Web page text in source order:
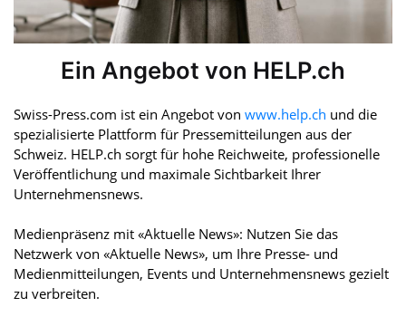
Ein Angebot von HELP.ch
Swiss-Press.com ist ein Angebot von www.help.ch und die
spezialisierte Plattform für Pressemitteilungen aus der
Schweiz. HELP.ch sorgt für hohe Reichweite, professionelle
Veröffentlichung und maximale Sichtbarkeit Ihrer
Unternehmensnews.
Medienpräsenz mit «Aktuelle News»: Nutzen Sie das
Netzwerk von «Aktuelle News», um Ihre Presse- und
Medienmitteilungen, Events und Unternehmensnews gezielt
zu verbreiten.